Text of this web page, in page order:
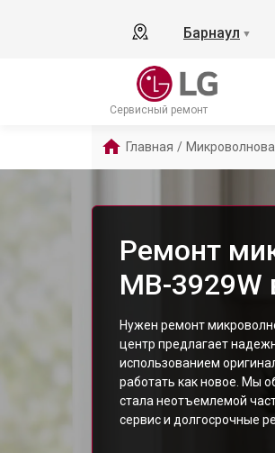
Барнаул ▼
Сервисный ремонт
Главная /
Ремонт
MB-3929W
Нужен ремонт
центр предлагает
использованием
работать как новое. Мы
стала неотъемлемой
сервис и долгосрочные